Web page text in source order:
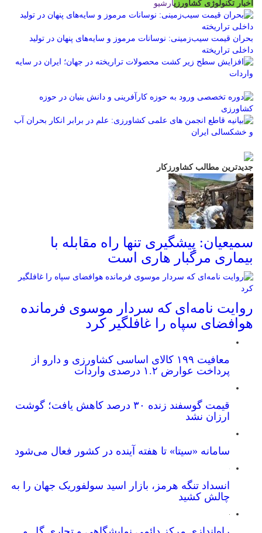
اخبار تکنولوژی کشاورزیآرشیو
بحران قیمت سیب‌زمینی: نوسانات مرموز و سایه‌های پنهان در تولید
داخلی تراریخته
جدیدترین مطالب کشاورزکار
سمیعیان: پیشگیری تنها راه مقابله با
بیماری مرگبار هاری است
روایت نامه‌ای که سردار موسوی فرمانده
هوافضای سپاه را غافلگیر کرد
معافیت ۱۹۹ کالای اساسی کشاورزی و دارو از
پرداخت عوارض ۱.۲ درصدی واردات
قیمت گوسفند زنده ۳۰ درصد کاهش یافت؛ گوشت
ارزان نشد
سامانه «سیتا» تا هفته آینده در کشور فعال می‌شود
انسداد تنگه هرمز، بازار اسید سولفوریک جهان را به
چالش کشید